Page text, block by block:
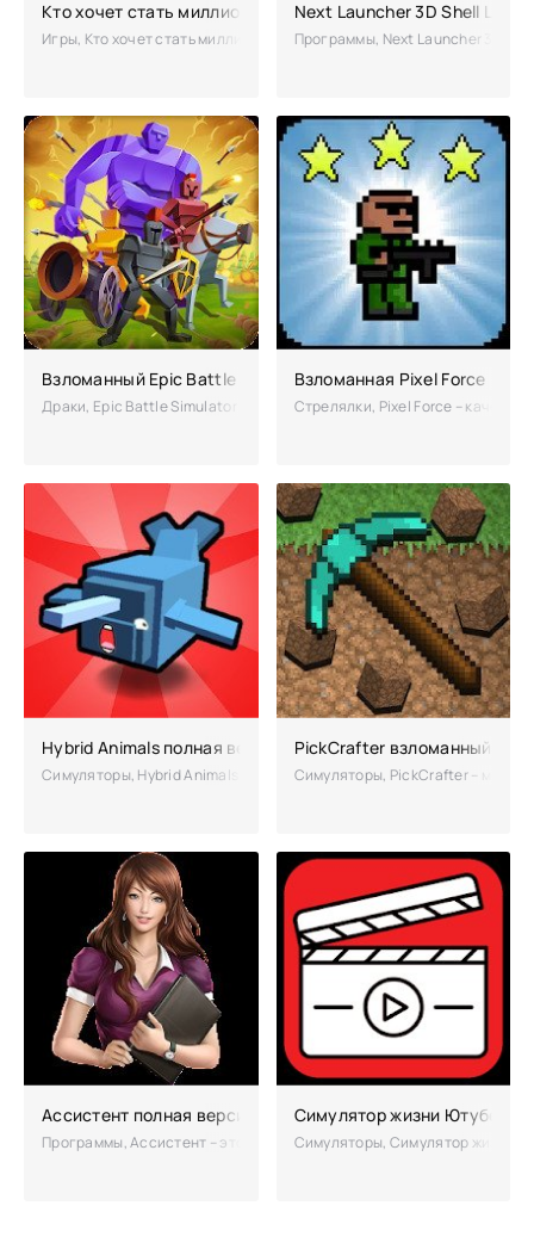
Кто хочет стать миллионером
Игры, Кто хочет стать миллионером – знаменитая на весь мир игра,
Next Launcher 3D Shell Lite
Программы, Next Launcher 3D
Взломанный Epic Battle Simulator
Драки, Epic Battle Simulator – масштабная стратегия, где вы
Взломанная Pixel Force
Стрелялки, Pixel Force –
Hybrid Animals полная версия
Симуляторы, Hybrid Animals – интересный симулятор, где игрок
PickCrafter взломанный
Симуляторы, PickCrafter –
Ассистент полная версия (взломанный)
Программы, Ассистент – это приложение для мобильных устройств,
Симулятор жизни Ютубера
Симуляторы, Симулятор жизни